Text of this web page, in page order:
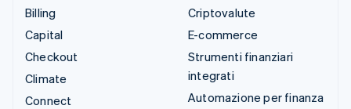
Billing
Capital
Checkout
Climate
Connect
Criptovalute
E-commerce
Strumenti finanziari
integrati
Automazione per finanza